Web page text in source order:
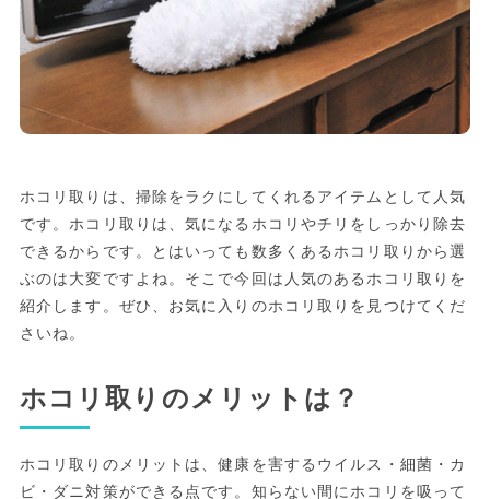
ホコリ取りは、掃除をラクにしてくれるアイテムとして人気
です。ホコリ取りは、気になるホコリやチリをしっかり除去
できるからです。とはいっても数多くあるホコリ取りから選
ぶのは大変ですよね。そこで今回は人気のあるホコリ取りを
紹介します。ぜひ、お気に入りのホコリ取りを見つけてくだ
さいね。
ホコリ取りのメリットは？
ホコリ取りのメリットは、健康を害するウイルス・細菌・カ
ビ・ダニ対策ができる点です。知らない間にホコリを吸って